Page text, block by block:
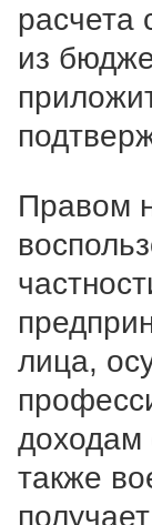
расчета
из
Правом
лица,
доходам
также